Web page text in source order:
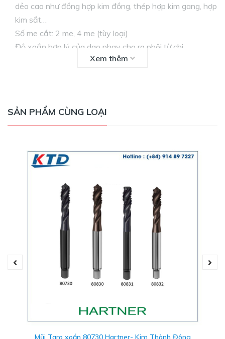
dẻo cao như đồng hợp kim đồng, thép hợp kim gang, hợp
kim sắt…
Số me cắt: 2 me, 4 me (tùy loại)
Độ xoắn hợp lý của dao phay cho ra phôi từ chi
tiết đứt đoạn, thoát phôi dễ dàng và tạo bề mặt gia
Thông số kỹ thuật của dao phay cầu 84917, 84918
Quý khách hàng vui lòng liên hệ với chúng tôi để được tư
Liên hệ: 091 489 7227 (Call/Zalo)
Email: sales01@kimthanhdong.com
Xem thêm
SẢN PHẨM CÙNG LOẠI
Mũi Taro xoắn 80730 Hartner- Kim Thành Đông